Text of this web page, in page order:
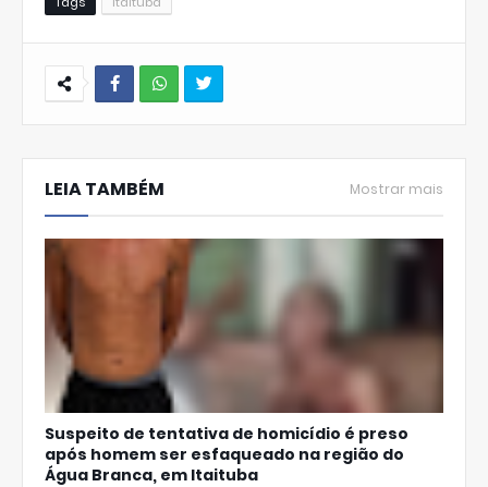
Ap
LEIA TAMBÉM Mostrar mais
Suspeito de tentativa de homicídio é preso
após homem ser esfaqueado na região do
Água Branca, em Itaituba